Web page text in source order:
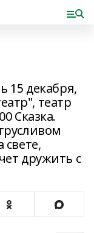
15 декабря,
театр
Сказка.
свете,
дружить с